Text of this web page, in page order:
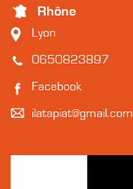
Rhône
Lyon
0650823897
Facebook
ilatapiat@gmail.com